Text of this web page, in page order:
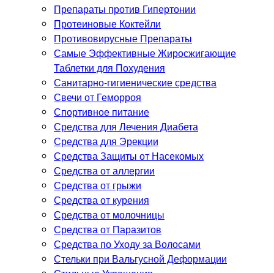
Препараты против Гипертонии
Протеиновые Коктейли
Противовирусные Препараты
Самые Эффективные Жиросжигающие
Таблетки для Похудения
Санитарно-гигиенические средства
Свечи от Геморроя
Спортивное питание
Средства для Лечения Диабета
Средства для Эрекции
Средства Защиты от Насекомых
Средства от аллергии
Средства от грыжи
Средства от курения
Средства от молочницы
Средства от Паразитов
Средства по Уходу за Волосами
Стельки при Вальгусной Деформации